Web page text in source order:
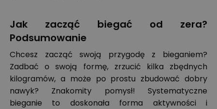
Jak zacząć biegać od zera?
Podsumowanie
Chcesz zacząć swoją przygodę z bieganiem?
Zadbać o swoją formę, zrzucić kilka zbędnych
kilogramów, a może po prostu zbudować dobry
nawyk? Znakomity pomysł! Systematyczne
bieganie to doskonała forma aktywności i